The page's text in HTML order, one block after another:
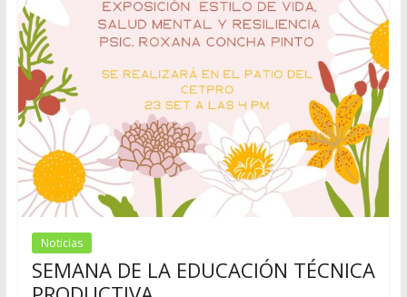
Noticias
SEMANA DE LA EDUCACIÓN TÉCNICA